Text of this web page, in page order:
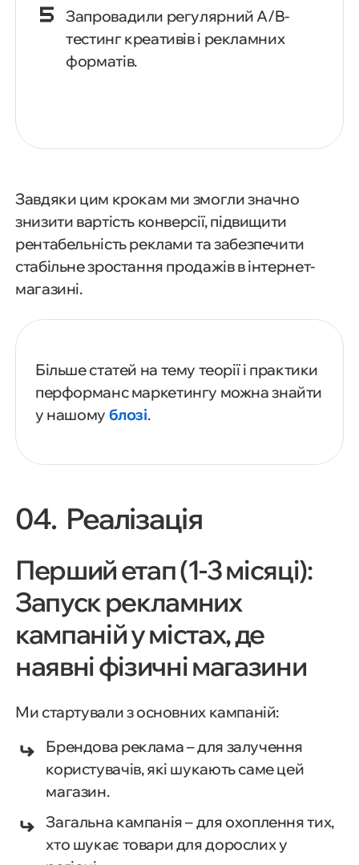
Запровадили регулярний A/B-
тестинг креативів і рекламних
форматів.
Завдяки цим крокам ми змогли значно
знизити вартість конверсії, підвищити
рентабельність реклами та забезпечити
стабільне зростання продажів в інтернет-
магазині.
Більше статей на тему теорії і практики
перформанс маркетингу можна знайти
у нашому блозі.
04. Реалізація
Перший етап (1-3 місяці):
Запуск рекламних
кампаній у містах, де
наявні фізичні магазини
Ми стартували з основних кампаній:
Брендова реклама – для залучення
користувачів, які шукають саме цей
магазин.
Загальна кампанія – для охоплення тих,
хто шукає товари для дорослих у